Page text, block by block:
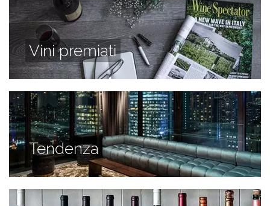
Vini premiati
Tendenza